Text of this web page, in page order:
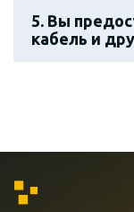
5. Вы
кабель и